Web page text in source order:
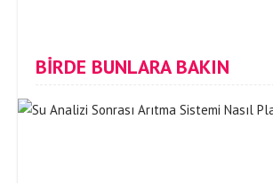
BİRDE BUNLARA BAKIN